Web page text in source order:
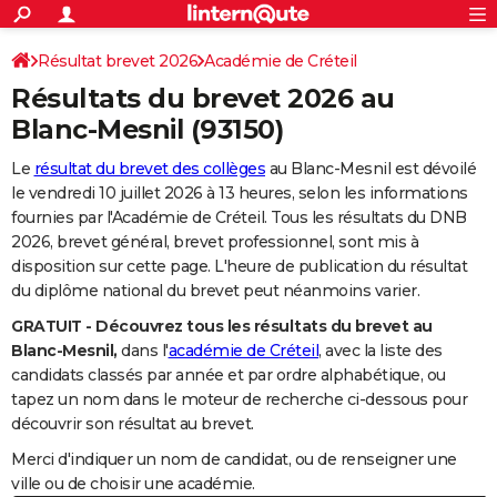
ACTUALITÉS
Politique
Société
Faits Divers
Education
Monde
Villes
+
SPORT
Coupe du monde 2026
Football
Tennis
Cyclisme
Rugby
Forum
CULTURE
FINANCE
Retraite
Impôts
Epargne
Immobilier
Risques naturels par ville
Banque
Assurance
Crédit
Essais
Réserver un essai
Citadines
Berlines
SUV
Forum auto
+
HIGH-TECH
Mobiles
Meilleur smartphone
Internet
Ordinateurs
Jeux vidéo
Guide high-tech
+
BRICOLAGE
Forum
Aménagement intérieur
Extérieur
Cuisine
Salle de bains
Jardinage
Rangement
WEEK-END
Guides de France
Escapades
Patrimoine
Expositions
Musées
Week-end nature
+
Art de vivre
Bien-être
Loisirs
Mode
Modes de vie
+SANTE
Alimentation
Guide de la santé
Maladies
Médicaments
Sommeil
VOYAGE
S'inscrire
Connexion
Résultat brevet 2026 Académie de Créteil
Résultats du brevet 2026 au
Blanc-Mesnil (93150)
Le résultat du brevet des collèges au Blanc-Mesnil est dévoilé
le vendredi 10 juillet 2026 à 13 heures, selon les informations
fournies par l'Académie de Créteil. Tous les résultats du DNB
2026, brevet général, brevet professionnel, sont mis à
disposition sur cette page. L'heure de publication du résultat
du diplôme national du brevet peut néanmoins varier.
GRATUIT - Découvrez tous les résultats du brevet au
Blanc-Mesnil, dans l'académie de Créteil, avec la liste des
candidats classés par année et par ordre alphabétique, ou
tapez un nom dans le moteur de recherche ci-dessous pour
découvrir son résultat au brevet.
Merci d'indiquer un nom de candidat, ou de renseigner une
ville ou de choisir une académie.